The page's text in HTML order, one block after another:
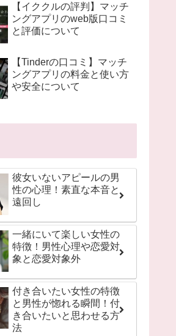
【イククルの評判】マッチ
ングアプリのweb版口コミ
と評価について
【Tinderの口コミ】マッチ
ングアプリの料金と使い方
や安全について
彼女いないアピールの男
性の心理！素直な本音と
遠回し
一緒にいて楽しい女性の
特徴！男性心理や恋愛対
象と恋愛対象外
付き合いたい女性の特徴
と男性が惚れる瞬間！付
き合いたいと思わせる方
法